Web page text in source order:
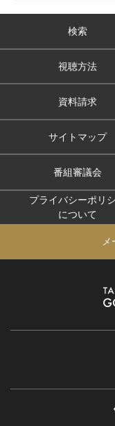
検索
視聴方法
資料請求
サイトマップ
番組審議会
プライバシーポリ
について